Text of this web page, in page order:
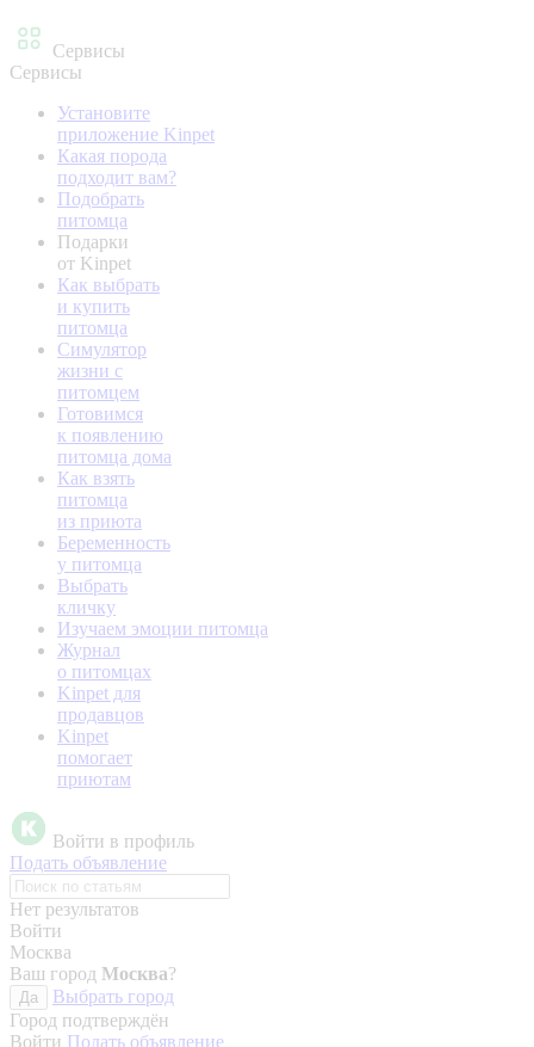
Сервисы
Сервисы
Установите
приложение Kinpet
Какая порода
подходит вам?
Подобрать
питомца
Подарки
от Kinpet
Как выбрать
и купить
питомца
Симулятор
жизни с
питомцем
Готовимся
к появлению
питомца дома
Как взять
питомца
из приюта
Беременность
у питомца
Выбрать
кличку
Изучаем эмоции питомца
Журнал
о питомцах
Kinpet для
продавцов
Kinpet
помогает
приютам
Войти в профиль
Подать объявление
Нет результатов
Войти
Москва
Ваш город Москва?
Да
Выбрать город
Город подтверждён
Войти Подать объявление